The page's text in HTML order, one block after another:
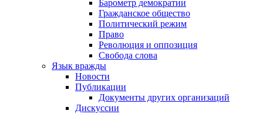
Барометр демократии
Гражданское общество
Политический режим
Право
Революция и оппозиция
Свобода слова
Язык вражды
Новости
Публикации
Документы других организаций
Дискуссии